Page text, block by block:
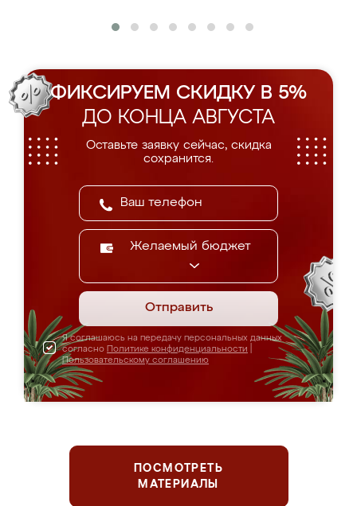
ФИКСИРУЕМ СКИДКУ В 5%
ДО КОНЦА АВГУСТА
Оставьте заявку сейчас, скидка
сохранится.
Желаемый бюджет
Отправить
Я соглашаюсь на передачу персональных данных
согласно Политике конфиденциальности
Пользовательскому соглашению
ПОСМОТРЕТЬ
МАТЕРИАЛЫ